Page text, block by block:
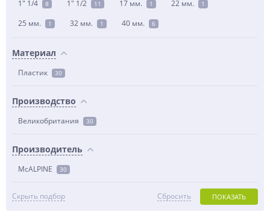
1" 1/4 8 1" 1/2 11 17 мм. 1 22 мм. 1
25 мм. 1 32 мм. 1 40 мм. 6
Материал
Пластик 30
Производство
Великобритания 30
Производитель
McALPINE 30
Скрыть подбор ПОКАЗАТЬ
Сбросить